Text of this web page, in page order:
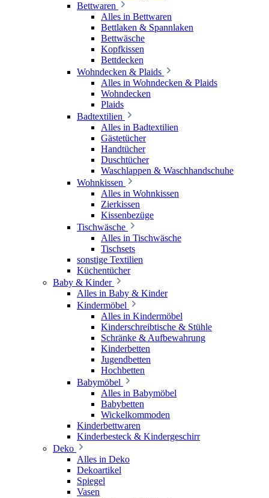
Bettwaren
Alles in Bettwaren
Bettlaken & Spannlaken
Bettwäsche
Kopfkissen
Bettdecken
Wohndecken & Plaids
Alles in Wohndecken & Plaids
Wohndecken
Plaids
Badtextilien
Alles in Badtextilien
Gästetücher
Handtücher
Duschtücher
Waschlappen & Waschhandschuhe
Wohnkissen
Alles in Wohnkissen
Zierkissen
Kissenbezüge
Tischwäsche
Alles in Tischwäsche
Tischsets
sonstige Textilien
Küchentücher
Baby & Kinder
Alles in Baby & Kinder
Kindermöbel
Alles in Kindermöbel
Kinderschreibtische & Stühle
Schränke & Aufbewahrung
Kinderbetten
Jugendbetten
Hochbetten
Babymöbel
Alles in Babymöbel
Babybetten
Wickelkommoden
Kinderbettwaren
Kinderbesteck & Kindergeschirr
Deko
Alles in Deko
Dekoartikel
Spiegel
Vasen